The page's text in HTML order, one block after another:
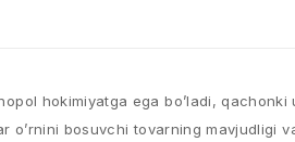
hokimiyatga ega bo’ladi,
o’rnini bosuvchi tovarning mavjudligi